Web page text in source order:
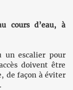
cours d’eau, à
un escalier pour
doivent être
de façon à éviter